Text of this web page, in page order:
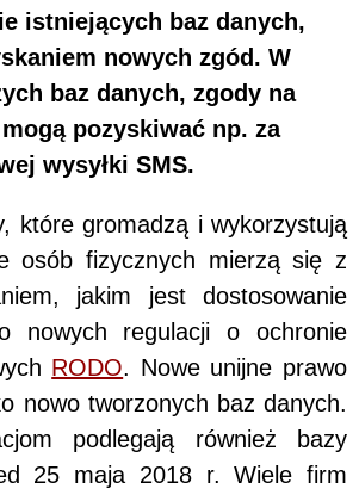
istniejących baz danych,
nowych zgód. W
baz danych, zgody na
pozyskiwać np. za
wysyłki SMS.
które gromadzą i wykorzystują
osób fizycznych mierzą się z
jakim jest dostosowanie
nowych regulacji o ochronie
RODO. Nowe unijne prawo
nowo tworzonych baz danych.
podlegają również bazy
25 maja 2018 r. Wiele firm